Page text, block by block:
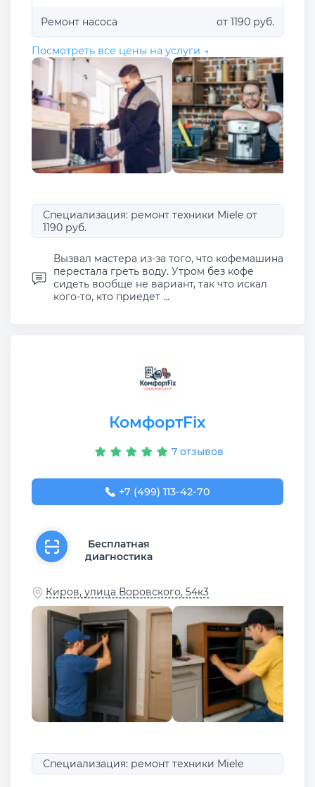
Ремонт насоса от 1190 руб.
Посмотреть все цены на услуги →
Специализация: ремонт техники Miele от
1190 руб.
Вызвал мастера из-за того, что кофемашина
перестала греть воду. Утром без кофе
сидеть вообще не вариант, так что искал
кого-то, кто приедет ...
КомфортFix
7 отзывов
+7 (499) 113-42-70
Бесплатная
диагностика
Киров, улица Воровского, 54к3
Специализация: ремонт техники Miele